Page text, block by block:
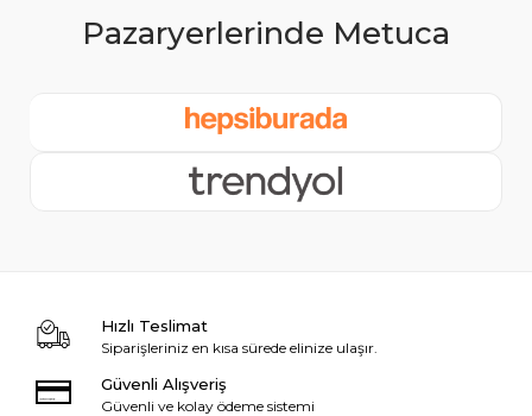
Hızlı Teslimat
Siparişleriniz en kısa sürede elinize ulaşır.
Güvenli Alışveriş
Güvenli ve kolay ödeme sistemi